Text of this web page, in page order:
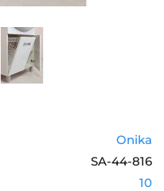
Onika
SA-44-816
10